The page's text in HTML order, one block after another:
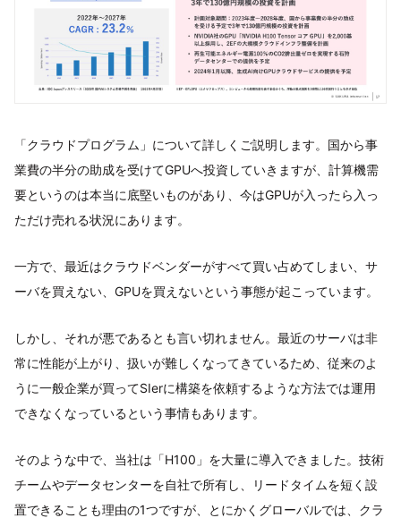
「クラウドプログラム」について詳しくご説明します。国から事
業費の半分の助成を受けてGPUへ投資していきますが、計算機需
要というのは本当に底堅いものがあり、今はGPUが入ったら入っ
ただけ売れる状況にあります。
一方で、最近はクラウドベンダーがすべて買い占めてしまい、サ
ーバを買えない、GPUを買えないという事態が起こっています。
しかし、それが悪であるとも言い切れません。最近のサーバは非
常に性能が上がり、扱いが難しくなってきているため、従来のよ
うに一般企業が買ってSIerに構築を依頼するような方法では運用
できなくなっているという事情もあります。
そのような中で、当社は「H100」を大量に導入できました。技術
チームやデータセンターを自社で所有し、リードタイムを短く設
置できることも理由の1つですが、とにかくグローバルでは、クラ